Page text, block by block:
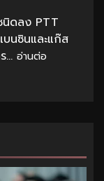
นิดลง PTT
นซินและแก๊ส
อ่านต่อ